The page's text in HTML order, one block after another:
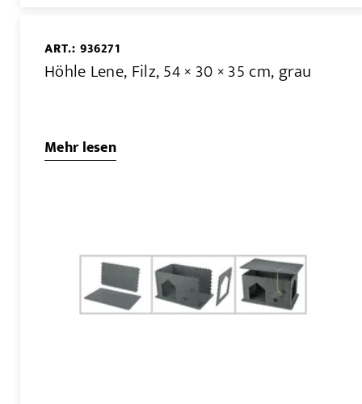
ART.: 936271
Höhle Lene, Filz, 54 × 30 × 35 cm, grau
Mehr lesen